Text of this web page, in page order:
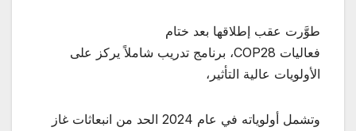
طوَّرت عقب إطلاقها بعد ختام
فعاليات COP28، برنامج تدريب شاملاً يركز على
الأولويات عالية التأثير،
وتشمل أولوياته في عام 2024 الحد من انبعاثات غاز